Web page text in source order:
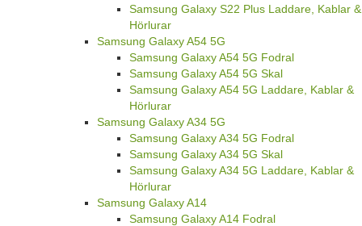
Samsung Galaxy S22 Plus Laddare, Kablar &
Hörlurar
Samsung Galaxy A54 5G
Samsung Galaxy A54 5G Fodral
Samsung Galaxy A54 5G Skal
Samsung Galaxy A54 5G Laddare, Kablar &
Hörlurar
Samsung Galaxy A34 5G
Samsung Galaxy A34 5G Fodral
Samsung Galaxy A34 5G Skal
Samsung Galaxy A34 5G Laddare, Kablar &
Hörlurar
Samsung Galaxy A14
Samsung Galaxy A14 Fodral